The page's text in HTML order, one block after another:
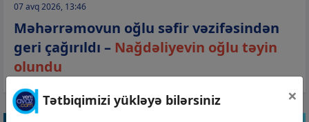
07 avq 2026, 13:46
Məhərrəmovun oğlu səfir vəzifəsindən
geri çağırıldı – Nağdəliyevin oğlu təyin
olundu
Tətbiqimizi yükləyə bilərsiniz ×